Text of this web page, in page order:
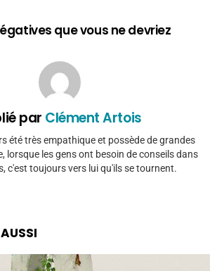
que vous ne devriez
par Clément Artois
été très empathique et possède de grandes
lorsque les gens ont besoin de conseils dans
c'est toujours vers lui qu'ils se tournent.